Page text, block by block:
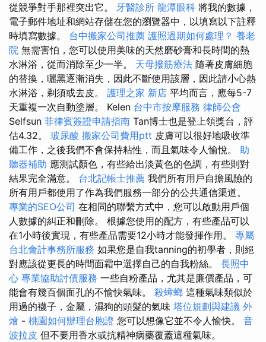
從競爭對手那裡突出它。 牙醫診所 龍潭眼科 將我的數據，
電子郵件地址和網站存儲在您的瀏覽器中，以填寫以下註釋
時填寫數據。 台中搬家公司推薦 護照過期如何處理？ 養老
院 無需害怕，您可以使用美味的天然磨砂膏和長時間的熱
水淋浴，從而消除至少一半。 天母撥筋療法 隨著皮膚細胞
的替換，曬黑逐漸消失，因此不斷使用該層，因此請小心熱
水淋浴，剃須或去皮。 護理之家 新店 平均而言，應每5-7
天重複一次自動塗層。 Kelen 台中市按摩服務 律師公會
Selfsun 菲律賓簽證申請指南 Tan博士也是登上領獎台，評
估4.32。 玻尿酸 搬家公司費用ptt 皮膚可以很好地吸收準
備工作，之後我們不會保持粘性，而且氣味令人愉悅。 助
聽器補助 應測試顏色，有些給出淡黃色的色調，有些則對
結果完全滿意。 台北記帳士推薦 我們所有用戶自擔風險的
所有用戶都使用了作為我們服務一部分的公共通信渠道。
專業的SEO公司 在相同的聯繫方式中，您可以啟動用戶個
人數據的糾正和刪除。 根據您使用的配方，有些產品可以
在1小時後實現，有些產品需要12小時才能發揮作用。 專屬
台北會計事務所服務 如果您是自我tanning的初學者，則絕
對應該從更長的時間面霜中選擇自己的自我粉絲。 長照中
心 專業協助討債服務 一些自粉產品，尤其是廉價產品，可
能會有幾百個面孔的不愉快氣味。 殺蟑螂 這種氣味類似於
用過的襪子，金屬，濕狗的頭髮的氣味 塔位規劃與建議 外
燴 - 桃園如何辦理台胞證 您可以想像它並不令人愉快。 音
波拉皮 但不要用香水或抗精神病藥覆蓋這種氣味。